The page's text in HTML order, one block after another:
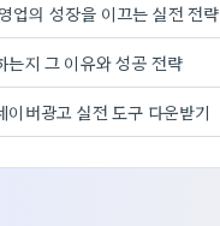
업의 성장을 이끄는 실전 전략
지 그 이유와 성공 전략
버광고 실전 도구 다운받기